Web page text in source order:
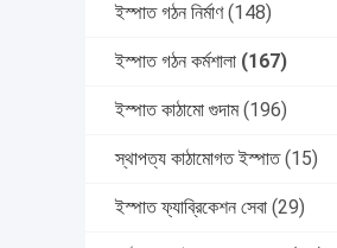
ইস্পাত গঠন নির্মাণ (148)
ইস্পাত গঠন কর্মশালা (167)
ইস্পাত কাঠামো গুদাম (196)
স্থাপত্য কাঠামোগত ইস্পাত (15)
ইস্পাত ফ্যাব্রিকেশন সেবা (29)